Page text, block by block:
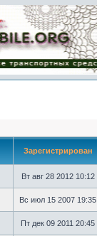
Зарегистрирован
Вт авг 28 2012 10:12
Вс июл 15 2007 19:35
Пт дек 09 2011 20:45